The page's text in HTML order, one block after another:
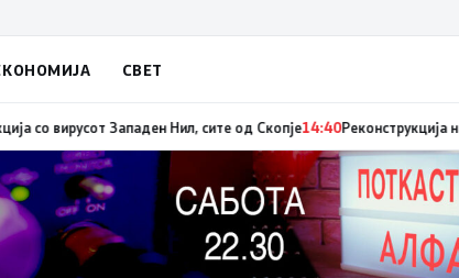
СВЕТ
ќе биде транспортирано во Македонија14:41МЗ: Нови